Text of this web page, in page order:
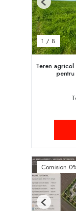
1 / 8
Previous
Teren
Comision
Previous